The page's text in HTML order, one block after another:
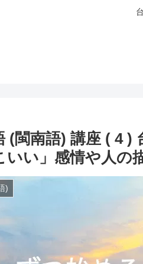
(閩南語) 講座 ( 4 )
いい」感情や人
)